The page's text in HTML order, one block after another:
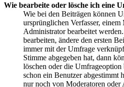
Wie bearbeite oder lösche ich eine
Wie bei den Beiträgen können
ursprünglichen Verfasser,
Administrator bearbeitet
bearbeiten, ändere den ersten
immer mit der Umfrage
Stimme abgegeben hat, dann
löschen oder die
schon ein Benutzer abgestimmt
nur noch von Moderatoren oder